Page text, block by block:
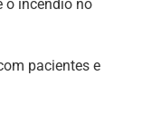
o incêndio no
pacientes e